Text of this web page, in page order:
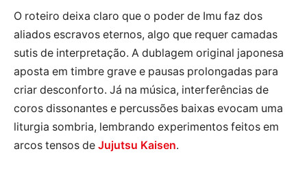
O roteiro deixa claro que o poder de Imu faz dos
aliados escravos eternos, algo que requer camadas
sutis de interpretação. A dublagem original japonesa
aposta em timbre grave e pausas prolongadas para
criar desconforto. Já na música, interferências de
coros dissonantes e percussões baixas evocam uma
liturgia sombria, lembrando experimentos feitos em
arcos tensos de Jujutsu Kaisen.